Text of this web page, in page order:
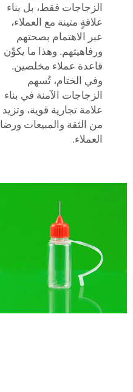
الزجاجات فقط، بل بناء
علاقةٍ متينة مع العملاء،
عبر الاهتمام بصحتهم
ورفاهيتهم. وهذا ما يكوِّن
قاعدة عملاء مخلصين.
وفي الختام، تُسهم
الزجاجات الآمنة في بناء
علامة تجارية قوية، وتزيد
من الثقة والمبيعات ورضا
العملاء.